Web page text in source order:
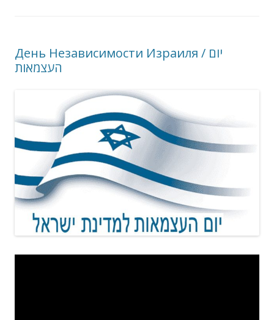
День Независимости Израиля / יום
העצמאות